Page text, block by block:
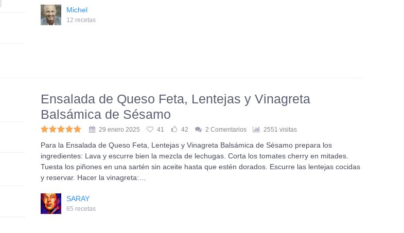
Michel
12 recetas
Ensalada de Queso Feta, Lentejas y Vinagreta
Balsámica de Sésamo
29 enero 2025 41 42 2 Comentarios 2551 visitas
Para la Ensalada de Queso Feta, Lentejas y Vinagreta Balsámica de Sésamo prepara los
ingredientes: Lava y escurre bien la mezcla de lechugas. Corta los tomates cherry en mitades.
Tuesta los piñones en una sartén sin aceite hasta que estén dorados. Escurre las lentejas cocidas
y reservar. Hacer la vinagreta:…
SARAY
65 recetas